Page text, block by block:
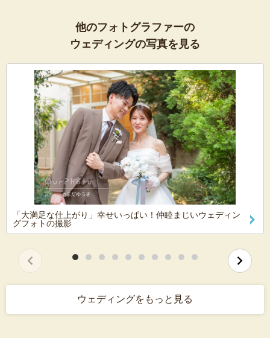
他のフォトグラファーの
ウェディングの写真を見る
「大満足な仕上がり」幸せいっぱい！仲睦まじいウェディン
グフォトの撮影
ウェディングをもっと見る